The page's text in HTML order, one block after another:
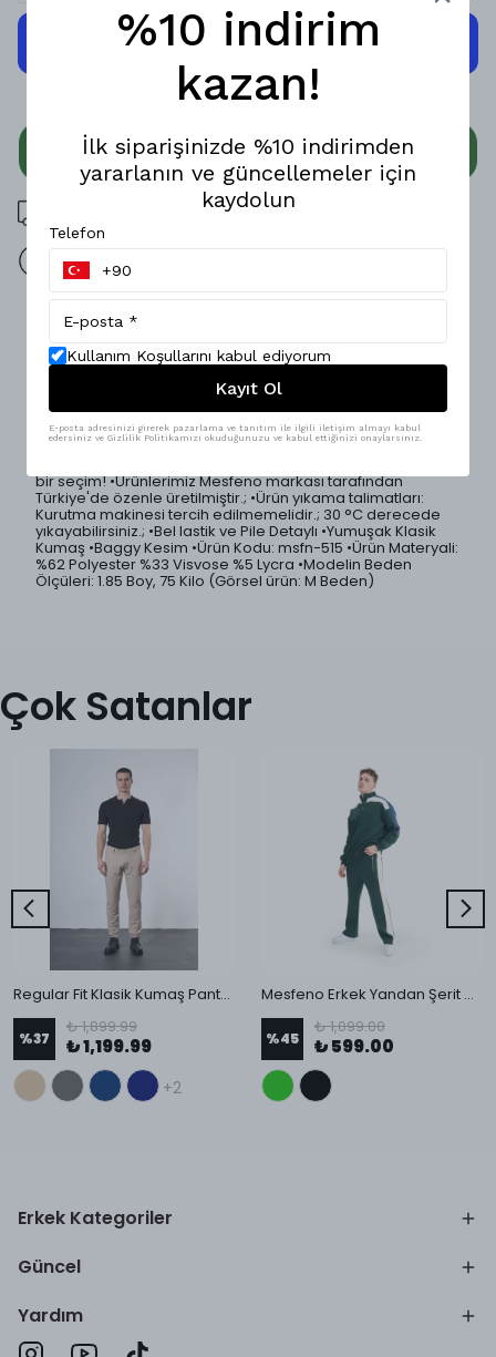
WHATSAPP
3000 TL üzeri ücretsiz kargo
14 gün içinde iade değişim
Ürün Açıklaması
Zamansız stiliyle gardırobun vazgeçilmez parçası olmaya
aday tek pileli baggy erkek kumaş pantolon, rahatlığı ve
şıklığı bir arada sunar.; Baggy kesimiyle modern bir siluet
oluştururken, lastikli bel detayı sayesinde maksimum
konfor sağlar.; Tek pile detayı pantolona zarif bir form
kazandırır.; 5 farklı renk seçeneği ile geniş kombin imkanı
bir seçim! •Ürünlerimiz Mesfeno markası tarafından
Türkiye'de özenle üretilmiştir.; •Ürün yıkama talimatları:
Kurutma makinesi tercih edilmemelidir.; 30 °C derecede
yıkayabilirsiniz.; •Bel lastik ve Pile Detaylı •Yumuşak Klasik
Kumaş •Baggy Kesim •Ürün Kodu: msfn-515 •Ürün Materyali:
%62 Polyester %33 Visvose %5 Lycra •Modelin Beden
Ölçüleri: 1.85 Boy, 75 Kilo (Görsel ürün: M Beden)
Çok Satanlar
Regular Fit Klasik Kumaş Pantolon
%37
₺ 1,899.99
₺ 1,199.99
+2
Mesfeno Erkek Yandan Şerit Detaylı Baggy Pantolon
%45
₺ 1,099.00
₺ 599.00
Erkek Kategoriler
Güncel
Yardım
%10 indirim
kazan!
İlk siparişinizde %10 indirimden
yararlanın ve güncellemeler için
kaydolun
Telefon
Kullanım Koşullarını kabul ediyorum
Kayıt Ol
E-posta adresinizi girerek pazarlama ve tanıtım ile ilgili iletişim almayı kabul
edersiniz ve Gizlilik Politikamızı okuduğunuzu ve kabul ettiğinizi onaylarsınız.